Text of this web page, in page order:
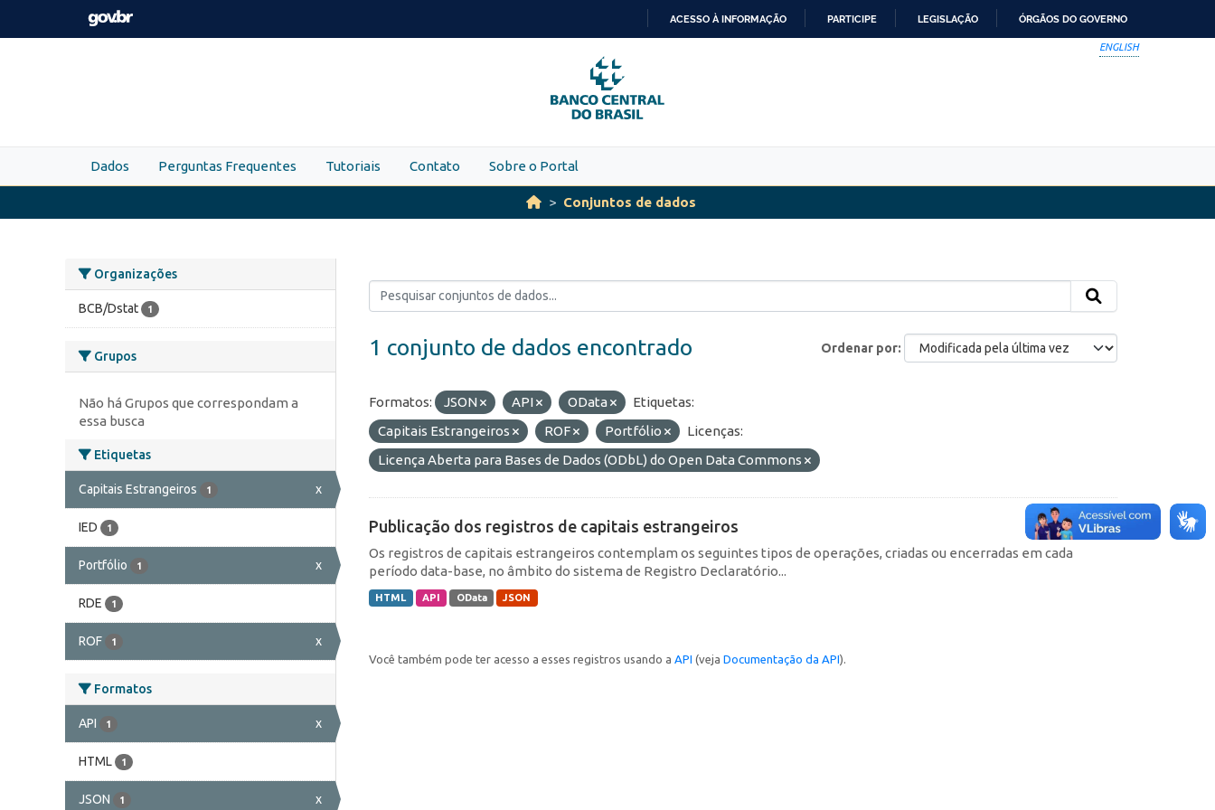
Skip to main content
PARA
O
CONTEÚDO
ACESSO À INFORMAÇÃO PARTICIPE LEGISLAÇÃO ÓRGÃOS DO GOVERNO
ENGLISH
Dados Perguntas Frequentes Tutoriais Contato Sobre o Portal
Conjuntos de dados
Organizações
BCB/Dstat 1
Grupos
Não há Grupos que correspondam a
essa busca
Etiquetas
Capitais Estrangeiros 1 x
IED 1
Portfólio 1 x
RDE 1
ROF 1 x
Formatos
API 1 x
HTML 1
JSON 1 x
Ordenar por
1 conjunto de dados encontrado
Formatos: JSON API OData
Etiquetas:
Capitais Estrangeiros
ROF Portfólio
Licenças:
Licença Aberta para Bases de Dados (ODbL) do Open Data Commons
Publicação dos registros de capitais estrangeiros
Os registros de capitais estrangeiros contemplam os seguintes tipos de operações, criadas ou encerradas em cada
período data-base, no âmbito do sistema de Registro Declaratório...
HTML API OData JSON
Você também pode ter acesso a esses registros usando a API (veja Documentação da API).